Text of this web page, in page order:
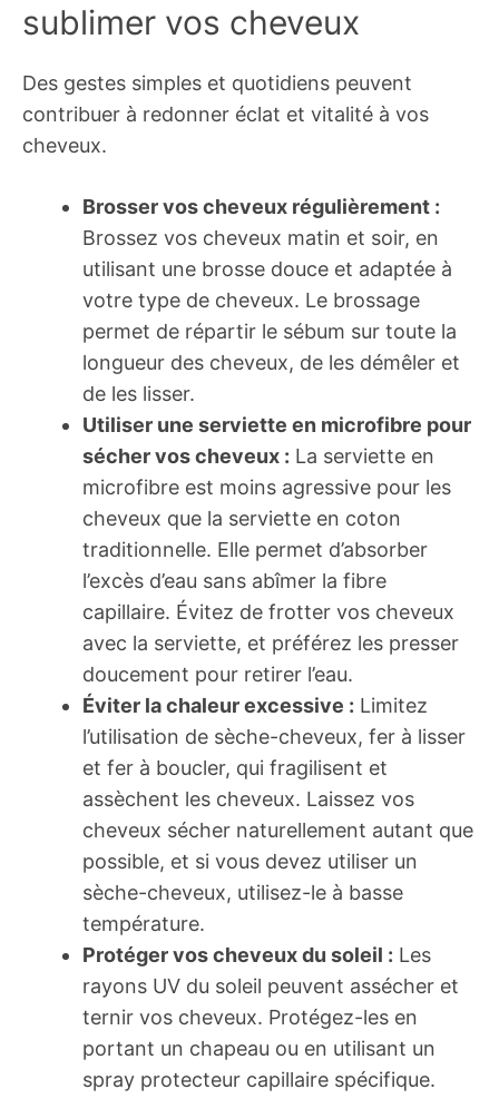
sublimer vos cheveux
Des gestes simples et quotidiens peuvent
contribuer à redonner éclat et vitalité à vos
cheveux.
Brosser vos cheveux régulièrement :
Brossez vos cheveux matin et soir, en
utilisant une brosse douce et adaptée à
votre type de cheveux. Le brossage
permet de répartir le sébum sur toute la
longueur des cheveux, de les démêler et
de les lisser.
Utiliser une serviette en microfibre pour
sécher vos cheveux : La serviette en
microfibre est moins agressive pour les
cheveux que la serviette en coton
traditionnelle. Elle permet d’absorber
l’excès d’eau sans abîmer la fibre
capillaire. Évitez de frotter vos cheveux
avec la serviette, et préférez les presser
doucement pour retirer l’eau.
Éviter la chaleur excessive : Limitez
l’utilisation de sèche-cheveux, fer à lisser
et fer à boucler, qui fragilisent et
assèchent les cheveux. Laissez vos
cheveux sécher naturellement autant que
possible, et si vous devez utiliser un
sèche-cheveux, utilisez-le à basse
température.
Protéger vos cheveux du soleil : Les
rayons UV du soleil peuvent assécher et
ternir vos cheveux. Protégez-les en
portant un chapeau ou en utilisant un
spray protecteur capillaire spécifique.